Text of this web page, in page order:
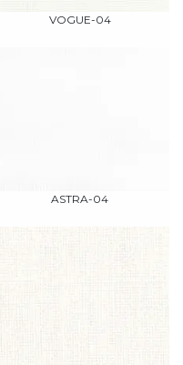
VOGUE-04
ASTRA-04